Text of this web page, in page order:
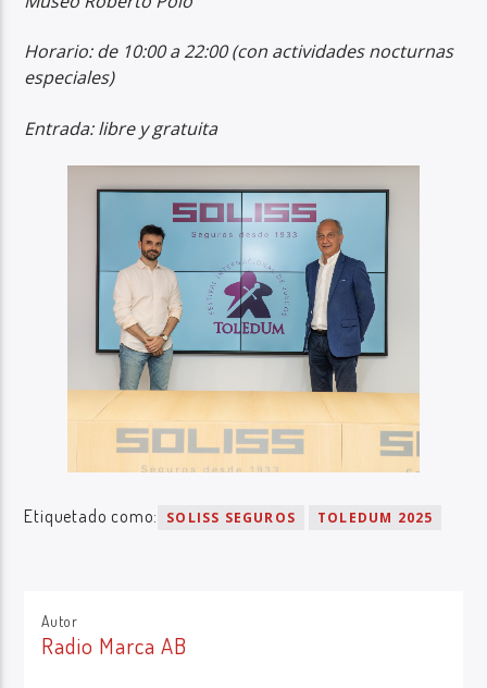
Horario: de 10:00 a 22:00 (con actividades nocturnas
especiales)
Entrada: libre y gratuita
Etiquetado como: SOLISS SEGUROS TOLEDUM 2025
Autor
Radio Marca AB